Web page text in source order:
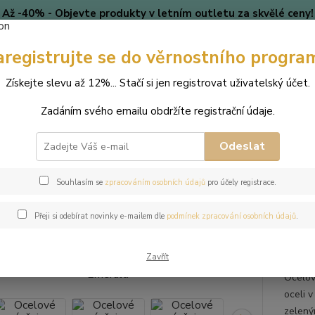
Až -40% - Objevte produkty v letním outletu za skvělé ceny!
🎄 VÁNOCE Blog
(Po-
Náušnice Ocelové náušnice polokruhy s krystaly Swarovski -
náušnice polokruhy s
oceli
se do věrnostního
Získejte slevu až 12%... Stačí si jen registrovat uživatelský účet.
Zadáním svého emailu obdržíte registrační údaje.
Odeslat
Souhlasím se zpracováním osobních údajůpro účely registrace.
Přeji si odebírat novinky e-mailem dle podmínek zpracování osobních údajů.
Zavřít